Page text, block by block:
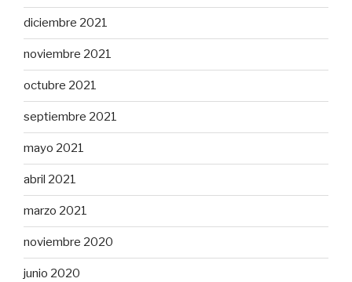
diciembre 2021
noviembre 2021
octubre 2021
septiembre 2021
mayo 2021
abril 2021
marzo 2021
noviembre 2020
junio 2020